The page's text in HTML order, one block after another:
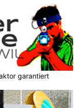
garantiert